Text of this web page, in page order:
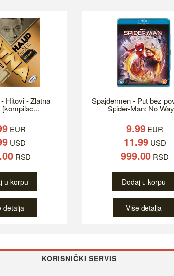
Hitovi - Zlatna
EUR
USD
RSD
u korpu
detalja
Spajdermen - Put bez
Spider-Man: No
9.99 EUR
11.99USD
999.00 RSD
Dodaj u korpu
Više detalja
KORISNIČKI SERVIS